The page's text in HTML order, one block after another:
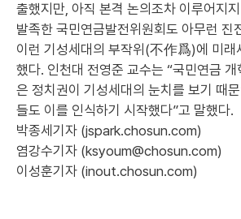
출했지만, 아직 본격 논의조차 이루어지
발족한 국민연금발전위원회도 아무런 진
이런 기성세대의 부작위(不作爲)에 미래
했다. 인천대 전영준 교수는 “국민연금
은 정치권이 기성세대의 눈치를 보기 때
들도 이를 인식하기 시작했다”고 말했다.
박종세기자 (jspark.chosun.com)
염강수기자 (ksyoum@chosun.com)
이성훈기자 (inout.chosun.com)